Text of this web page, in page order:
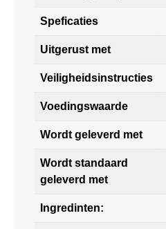
Speficaties
Uitgerust met
Veiligheidsinstructies
Voedingswaarde
Wordt geleverd met
Wordt standaard
geleverd met
Ingredinten: